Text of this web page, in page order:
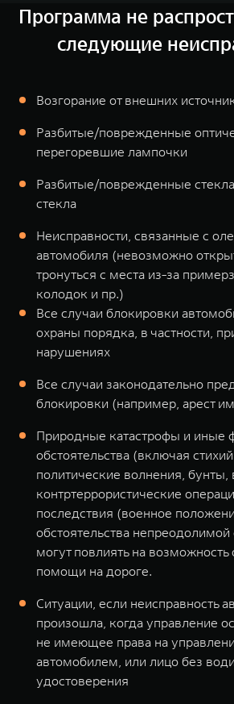
Программа не
следующие
Возгорание от внешних
Разбитые/поврежденные
перегоревшие лампочки
Разбитые/поврежденные
стекла
Неисправности, связанные с
автомобиля (невозможно
тронуться с места из-за
колодок и пр.)
Все случаи блокировки
охраны порядка, в частности,
нарушениях
Все случаи законодательно
блокировки (например, арест
Природные катастрофы и иные
обстоятельства (включая
политические волнения,
контртеррористические
последствия (военное
обстоятельства
могут повлиять на возможность
помощи на дороге.
Ситуации, если неисправность
произошла, когда управление
не имеющее права на
автомобилем, или лицо без
удостоверения